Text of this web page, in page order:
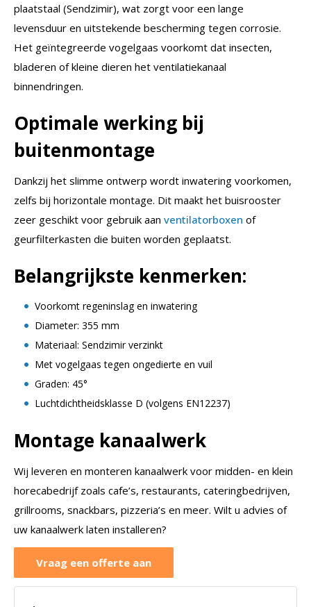
plaatstaal (Sendzimir), wat zorgt voor een lange
levensduur en uitstekende bescherming tegen corrosie.
Het geïntegreerde vogelgaas voorkomt dat insecten,
bladeren of kleine dieren het ventilatiekanaal
binnendringen.
Optimale werking bij
buitenmontage
Dankzij het slimme ontwerp wordt inwatering voorkomen,
zelfs bij horizontale montage. Dit maakt het buisrooster
zeer geschikt voor gebruik aan ventilatorboxen of
geurfilterkasten die buiten worden geplaatst.
Belangrijkste kenmerken:
Voorkomt regeninslag en inwatering
Diameter: 355 mm
Materiaal: Sendzimir verzinkt
Met vogelgaas tegen ongedierte en vuil
Graden: 45°
Luchtdichtheidsklasse D (volgens EN12237)
Montage kanaalwerk
Wij leveren en monteren kanaalwerk voor midden- en klein
horecabedrijf zoals cafe’s, restaurants, cateringbedrijven,
grillrooms, snackbars, pizzeria’s en meer. Wilt u advies of
uw kanaalwerk laten installeren?
Vraag een offerte aan